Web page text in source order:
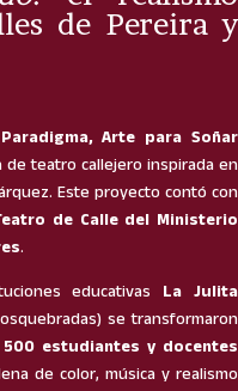
de Pereira y
Arte para Soñar
de teatro callejero inspirada en
Este proyecto contó con
de Calle del Ministerio
.
educativas La Julita
se transformaron
500 estudiantes y docentes
de color, música y realismo